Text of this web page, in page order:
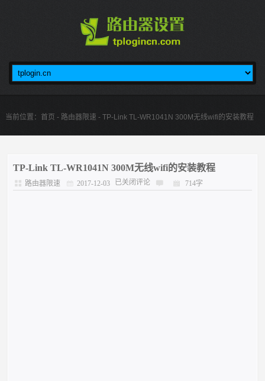
当前位置： 首页 - 路由器限速 - TP-Link TL-WR1041N 300M无线wifi的安装教程
TP-Link TL-WR1041N 300M无线wifi的安装教程
路由器限速 2017-12-03 已关闭评论 714字